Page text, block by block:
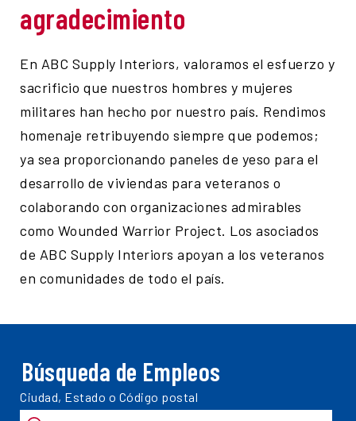
agradecimiento
En ABC Supply Interiors, valoramos el esfuerzo y
sacrificio que nuestros hombres y mujeres
militares han hecho por nuestro país. Rendimos
homenaje retribuyendo siempre que podemos;
ya sea proporcionando paneles de yeso para el
desarrollo de viviendas para veteranos o
colaborando con organizaciones admirables
como Wounded Warrior Project. Los asociados
de ABC Supply Interiors apoyan a los veteranos
en comunidades de todo el país.
Búsqueda de Empleos
Ciudad, Estado o Código postal